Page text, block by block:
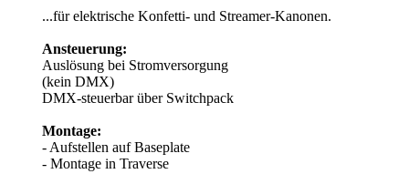
...für elektrische Konfetti- und Streamer-Kanonen.
Ansteuerung:
Auslösung bei Stromversorgung
(kein DMX)
DMX-steuerbar über Switchpack
Montage:
- Aufstellen auf Baseplate
- Montage in Traverse